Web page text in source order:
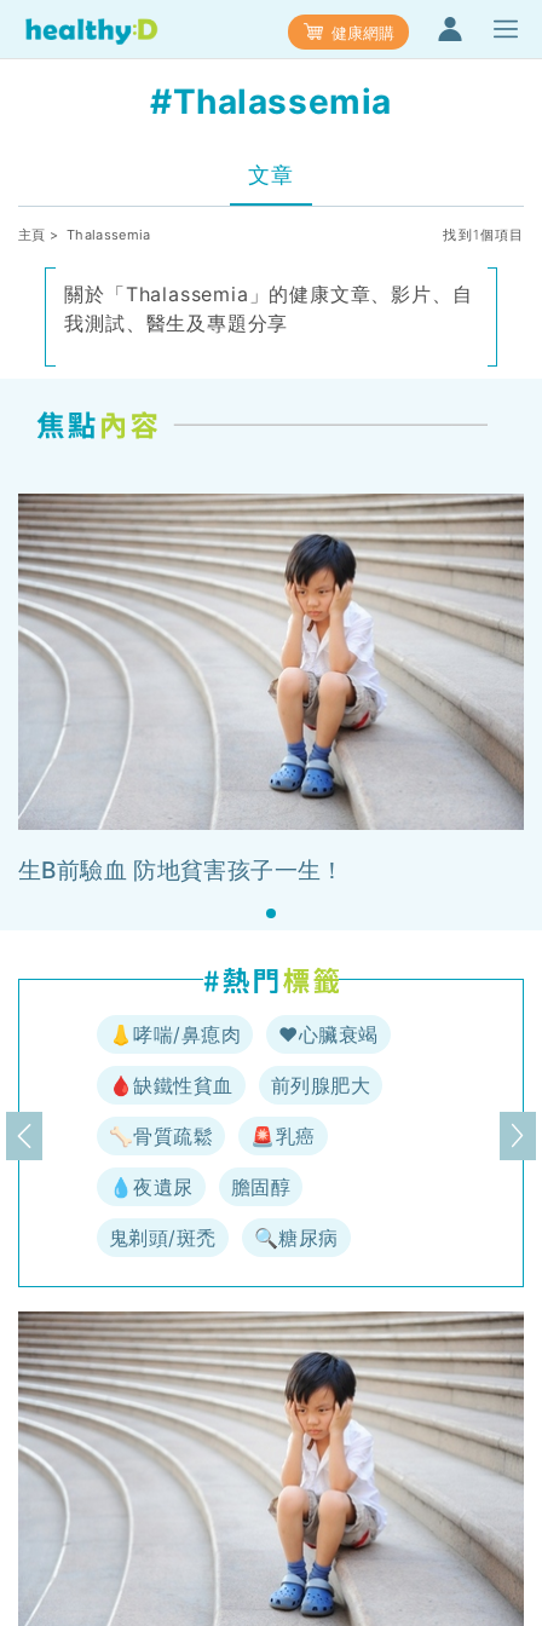
健康網購
#Thalassemia
文章
主頁 > Thalassemia 找到1個項目
關於「Thalassemia」的健康文章、影片、自
我測試、醫生及專題分享
生B前驗血 防地貧害孩子一生！
👃哮喘/鼻瘜肉 ♥️心臟衰竭
🩸缺鐵性貧血 前列腺肥大
🦴骨質疏鬆 🚨乳癌
💧夜遺尿 膽固醇
鬼剃頭/斑禿 🔍糖尿病
上一頁 下